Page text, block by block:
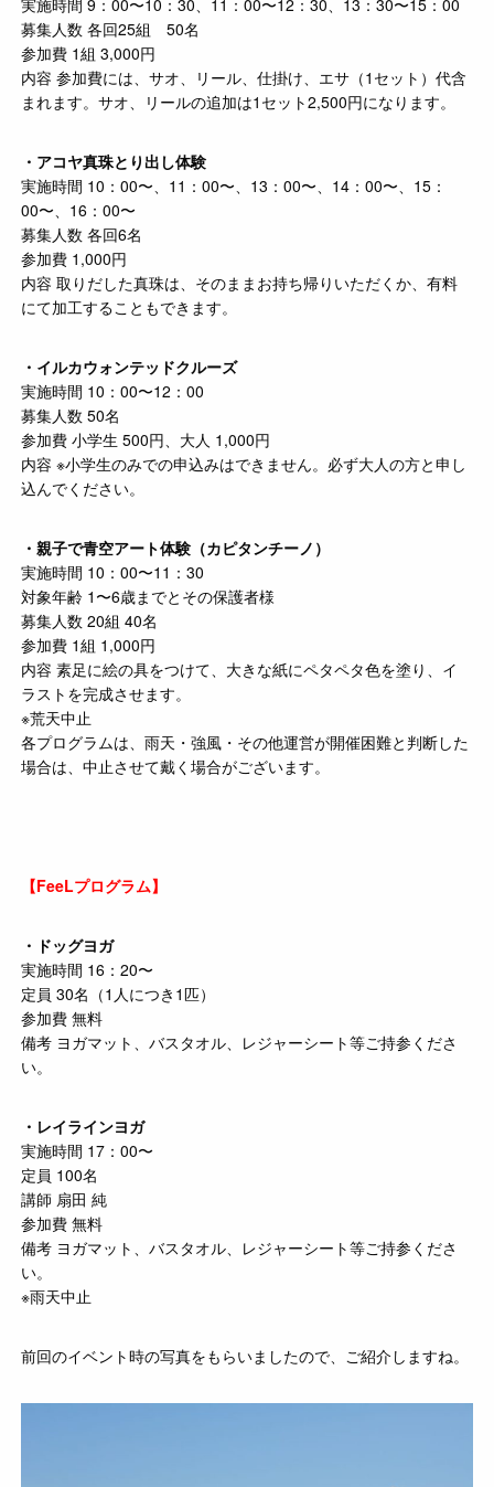
実施時間 9：00〜10：30、11：00〜12：30、13：30〜15：00
募集人数 各回25組 50名
参加費 1組 3,000円
内容 参加費には、サオ、リール、仕掛け、エサ（1セット）代含
まれます。サオ、リールの追加は1セット2,500円になります。
・アコヤ真珠とり出し体験
実施時間 10：00〜、11：00〜、13：00〜、14：00〜、15：
00〜、16：00〜
募集人数 各回6名
参加費 1,000円
内容 取りだした真珠は、そのままお持ち帰りいただくか、有料
にて加工することもできます。
・イルカウォンテッドクルーズ
実施時間 10：00〜12：00
募集人数 50名
参加費 小学生 500円、大人 1,000円
内容 ※小学生のみでの申込みはできません。必ず大人の方と申し
込んでください。
・親子で青空アート体験（カピタンチーノ）
実施時間 10：00〜11：30
対象年齢 1〜6歳までとその保護者様
募集人数 20組 40名
参加費 1組 1,000円
内容 素足に絵の具をつけて、大きな紙にペタペタ色を塗り、イ
ラストを完成させます。
※荒天中止
各プログラムは、雨天・強風・その他運営が開催困難と判断した
場合は、中止させて戴く場合がございます。
【FeeLプログラム】
・ドッグヨガ
実施時間 16：20〜
定員 30名（1人につき1匹）
参加費 無料
備考 ヨガマット、バスタオル、レジャーシート等ご持参くださ
い。
・レイラインヨガ
実施時間 17：00〜
定員 100名
講師 扇田 純
参加費 無料
備考 ヨガマット、バスタオル、レジャーシート等ご持参くださ
い。
※雨天中止
前回のイベント時の写真をもらいましたので、ご紹介しますね。